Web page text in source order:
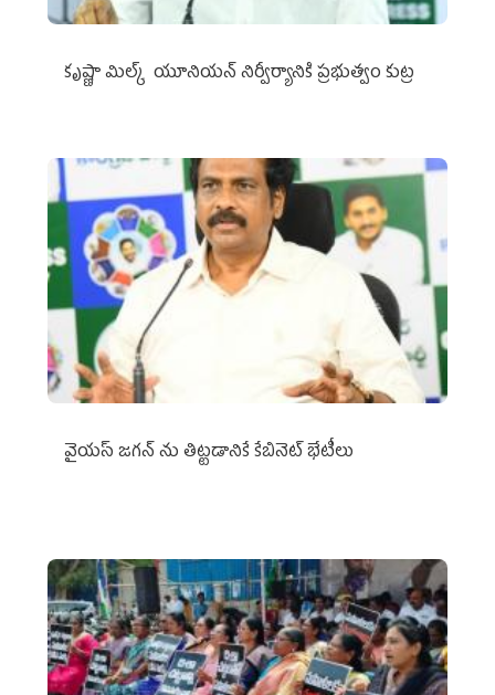
కృష్ణా మిల్క్‌ యూనియన్‌ నిర్వీర్యానికి ప్రభుత్వం కుట్ర
వైయ‌స్ జగన్‌ ను తిట్టడానికే కేబినెట్‌ భేటీలు